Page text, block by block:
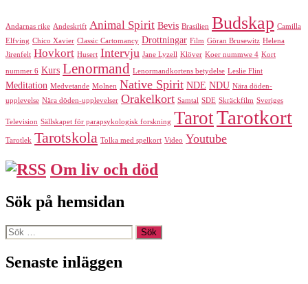
Andarnas rike Andeskrift Animal Spirit Bevis Brasilien Budskap Camilla
Elfving Chico Xavier Classic Cartomancy Drottningar Film Göran Brusewitz Helena
Jirenfelt Hovkort Husert Intervju Jane Lyzell Klöver Koer nummwe 4 Kort
nummer 6 Kurs Lenormand Lenormandkortens betydelse Leslie Flint
Meditation Medvetande Molnen Native Spirit NDE NDU Nära döden-
upplevelse Nära döden-upplevelser Orakelkort Samtal SDE Skräckfilm Sveriges
Television Sällskapet för parapsykologisk forskning TarotTarotkort
Tarotlek Tarotskola Tolka med spelkort Video Youtube
Om liv och död
Sök på hemsidan
Sök
efter:
Senaste inläggen